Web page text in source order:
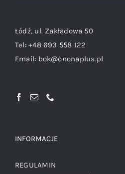
Łódź, ul. Zakładowa 50
Tel:+48 693 558 122
Email: bok@ononaplus.pl
INFORMACJE
REGULAMIN